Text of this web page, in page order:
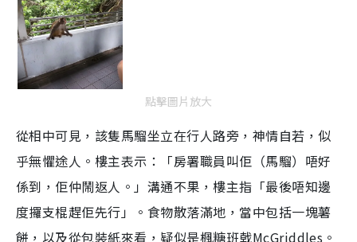
點擊圖片放大
從相中可見，該隻馬騮坐立在行人路旁，神情自若，似
乎無懼途人。樓主表示：「房署職員叫佢（馬騮）唔好
係到，佢仲鬧返人。」溝通不果，樓主指「最後唔知邊
度攞支棍趕佢先行」。食物散落滿地，當中包括一塊薯
餅，以及從包裝紙來看，疑似是楓糖班戟McGriddles。